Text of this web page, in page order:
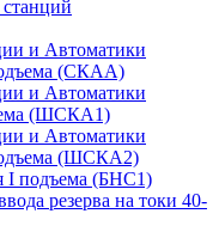
и Автоматики
(СКАА)
и Автоматики
(ШСКА1)
и Автоматики
(ШСКА2)
I подъема (БНС1)
резерва на токи 40-